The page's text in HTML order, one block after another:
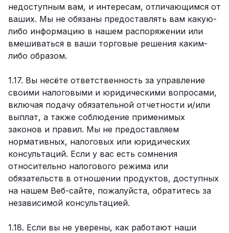
недоступным вам, и интересам, отличающимся от
ваших. Мы не обязаны предоставлять вам какую-
либо информацию в нашем распоряжении или
вмешиваться в ваши торговые решения каким-
либо образом.
1.17. Вы несёте ответственность за управление
своими налоговыми и юридическими вопросами,
включая подачу обязательной отчетности и/или
выплат, а также соблюдение применимых
законов и правил. Мы не предоставляем
нормативных, налоговых или юридических
консультаций. Если у вас есть сомнения
относительно налогового режима или
обязательств в отношении продуктов, доступных
на нашем Веб-сайте, пожалуйста, обратитесь за
независимой консультацией.
1.18. Если вы не уверены, как работают наши